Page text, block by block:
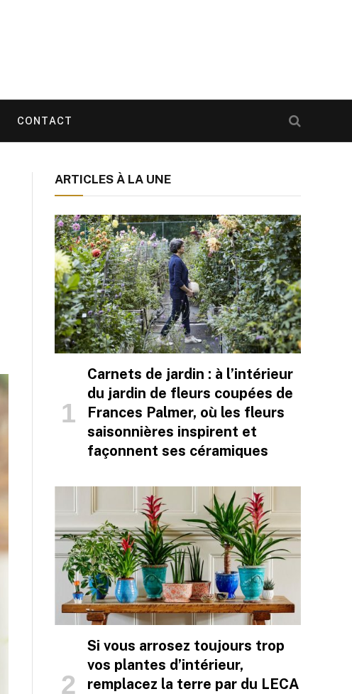
CONTACT
ARTICLES À LA UNE
Carnets de jardin : à l’intérieur
du jardin de fleurs coupées de
Frances Palmer, où les fleurs
saisonnières inspirent et
façonnent ses céramiques
Si vous arrosez toujours trop
vos plantes d’intérieur,
remplacez la terre par du LECA